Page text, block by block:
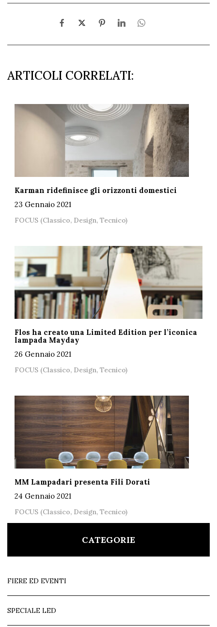
ARTICOLI CORRELATI:
Karman ridefinisce gli orizzonti domestici
23 Gennaio 2021
FOCUS (Classico, Design, Tecnico)
Flos ha creato una Limited Edition per l’iconica
lampada Mayday
26 Gennaio 2021
FOCUS (Classico, Design, Tecnico)
MM Lampadari presenta Fili Dorati
24 Gennaio 2021
FOCUS (Classico, Design, Tecnico)
CATEGORIE
FIERE ED EVENTI
SPECIALE LED